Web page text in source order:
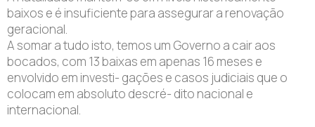
baixos e é insuficiente para assegurar a renovação
geracional.
A somar a tudo isto, temos um Governo a cair aos
bocados, com 13 baixas em apenas 16 meses e
envolvido em investi- gações e casos judiciais que o
colocam em absoluto descré- dito nacional e
internacional.